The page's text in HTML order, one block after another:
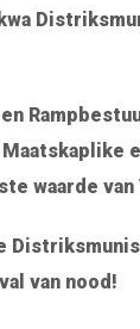
waarde
van nood!